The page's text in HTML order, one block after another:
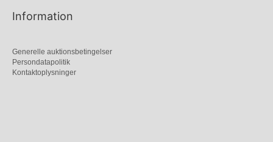
Information
Generelle auktionsbetingelser
Persondatapolitik
Kontaktoplysninger